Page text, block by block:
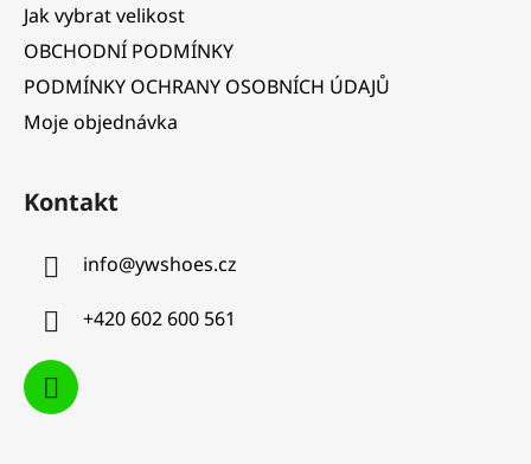
Jak vybrat velikost
OBCHODNÍ PODMÍNKY
PODMÍNKY OCHRANY OSOBNÍCH ÚDAJŮ
Moje objednávka
Kontakt
info@ywshoes.cz
+420 602 600 561